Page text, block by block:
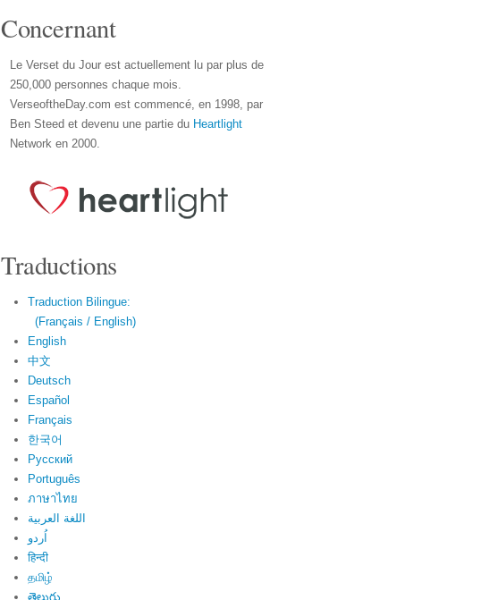
Concernant
Le Verset du Jour est actuellement lu par plus de
250,000 personnes chaque mois.
VerseoftheDay.com est commencé, en 1998, par
Ben Steed et devenu une partie du Heartlight
Network en 2000.
Traductions
Traduction Bilingue:
(Français / English)
English
中文
Deutsch
Español
Français
한국어
Русский
Português
ภาษาไทย
اللغة العربية
اُردو
हिन्दी
தமிழ்
తెలుగు